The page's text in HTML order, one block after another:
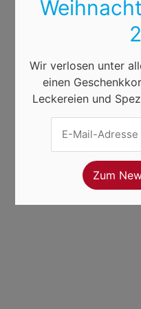
Wir verlosen unter
einen
Leckereien und